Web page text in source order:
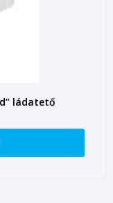
ládatető